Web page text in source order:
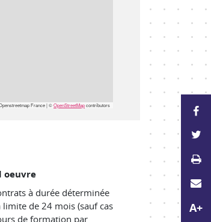
A+
France | ©OpenStreetMapcontributors
oeuvre
à durée déterminée
limite de 24 mois (sauf cas
de formation par